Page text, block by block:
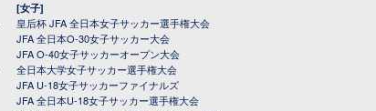
[女子]
皇后杯 JFA 全日本女子サッカー選手権大会
JFA 全日本O-30女子サッカー大会
JFA O-40女子サッカーオープン大会
全日本大学女子サッカー選手権大会
JFA U-18女子サッカーファイナルズ
JFA 全日本U-18女子サッカー選手権大会